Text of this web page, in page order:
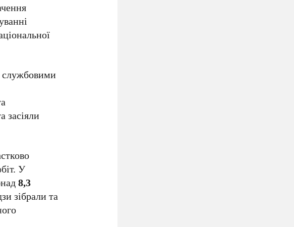
службовими
засіяли
У
8,3
зібрали та